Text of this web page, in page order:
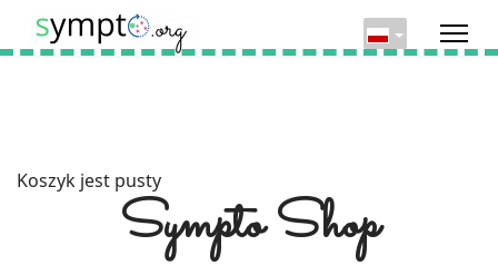
Koszyk jest pusty
Sympto Shop